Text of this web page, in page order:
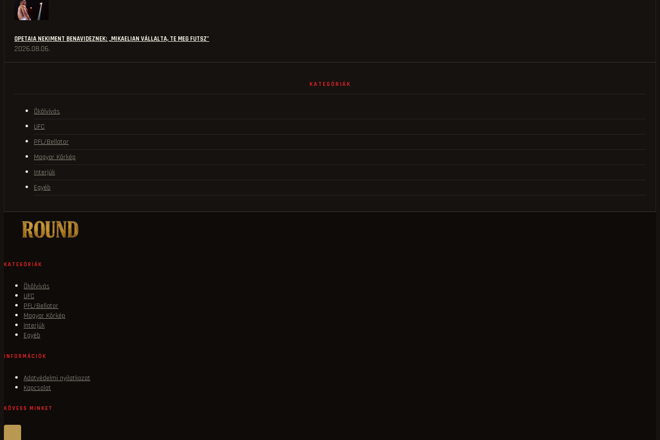
OPETAIA NEKIMENT BENAVIDEZNEK: „MIKAELIAN VÁLLALTA, TE MEG FUTSZ"
2026.08.06.
KATEGÓRIÁK
Ökölvívás
UFC
PFL/Bellator
Magyar Körkép
Interjúk
Egyéb
KATEGÓRIÁK
Ökölvívás
UFC
PFL/Bellator
Magyar Körkép
Interjúk
Egyéb
INFORMÁCIÓK
Adatvédelmi nyilatkozat
Kapcsolat
KÖVESS MINKET